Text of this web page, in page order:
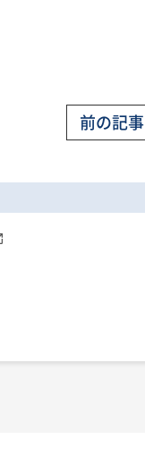
前の記事